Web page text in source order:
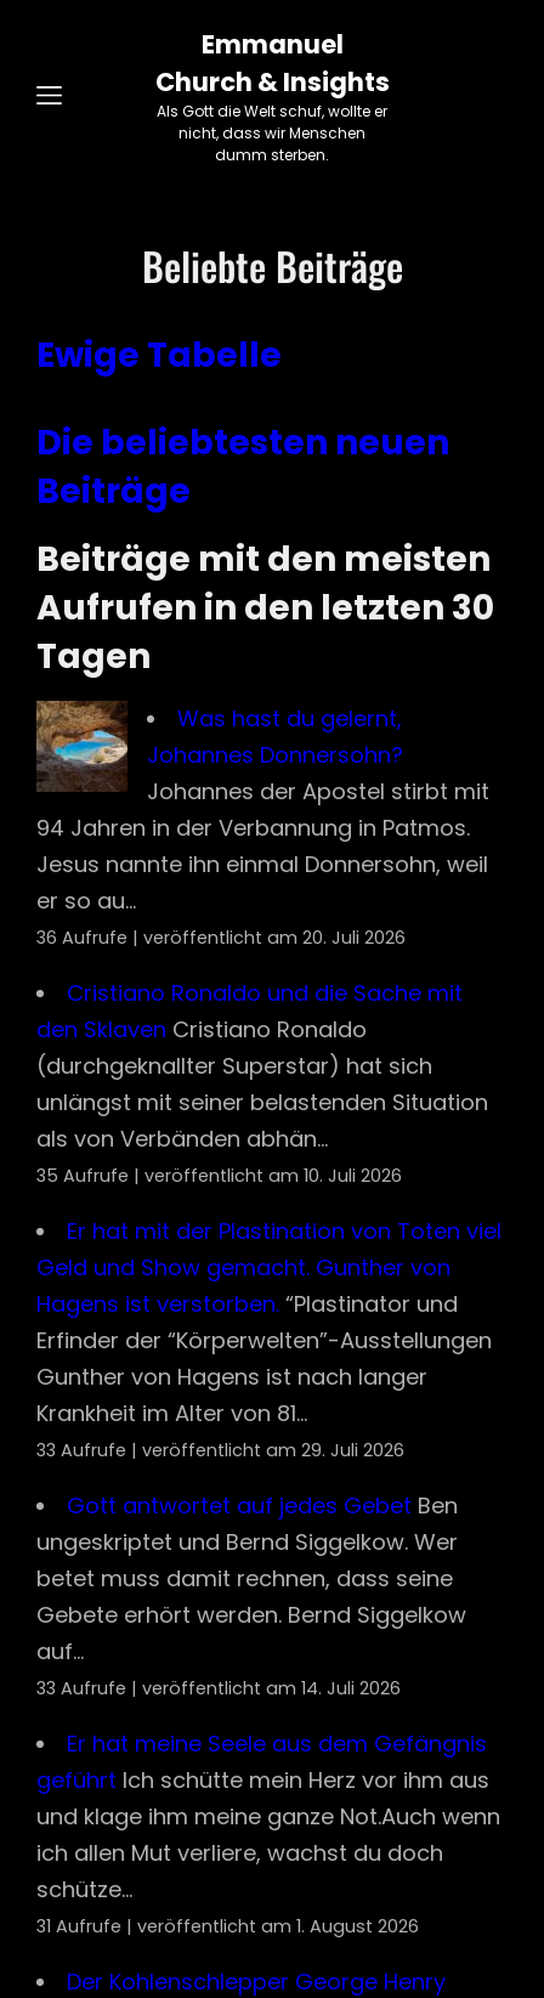
Emmanuel
Church & Insights
Als Gott die Welt schuf, wollte er
nicht, dass wir Menschen
dumm sterben.
Beliebte Beiträge
Ewige Tabelle
Die beliebtesten neuen
Beiträge
Beiträge mit den meisten
Aufrufen in den letzten 30
Tagen
Was hast du gelernt,
Johannes Donnersohn?
Johannes der Apostel stirbt mit
94 Jahren in der Verbannung in Patmos.
Jesus nannte ihn einmal Donnersohn, weil
er so au...
36 Aufrufe | veröffentlicht am 20. Juli 2026
Cristiano Ronaldo und die Sache mit
den Sklaven Cristiano Ronaldo
(durchgeknallter Superstar) hat sich
unlängst mit seiner belastenden Situation
als von Verbänden abhän...
35 Aufrufe | veröffentlicht am 10. Juli 2026
Er hat mit der Plastination von Toten viel
Geld und Show gemacht. Gunther von
Hagens ist verstorben. “Plastinator und
Erfinder der “Körperwelten”-Ausstellungen
Gunther von Hagens ist nach langer
Krankheit im Alter von 81...
33 Aufrufe | veröffentlicht am 29. Juli 2026
Gott antwortet auf jedes Gebet Ben
ungeskriptet und Bernd Siggelkow. Wer
betet muss damit rechnen, dass seine
Gebete erhört werden. Bernd Siggelkow
auf...
33 Aufrufe | veröffentlicht am 14. Juli 2026
Er hat meine Seele aus dem Gefängnis
geführt Ich schütte mein Herz vor ihm aus
und klage ihm meine ganze Not.Auch wenn
ich allen Mut verliere, wachst du doch
schütze...
31 Aufrufe | veröffentlicht am 1. August 2026
Der Kohlenschlepper George Henry